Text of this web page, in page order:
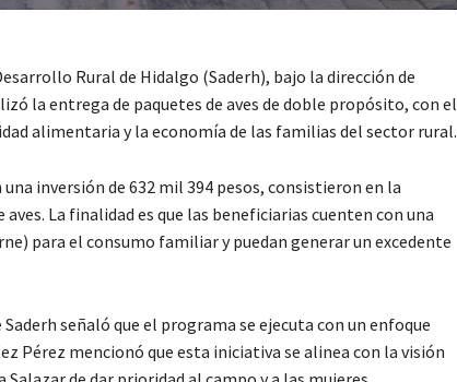
Rural de Hidalgo (Saderh), bajo la dirección de
la entrega de paquetes de aves de doble propósito, con el
alimentaria y la economía de las familias del sector rural.
inversión de 632 mil 394 pesos, consistieron en la
La finalidad es que las beneficiarias cuenten con una
para el consumo familiar y puedan generar un excedente
señaló que el programa se ejecuta con un enfoque
Pérez mencionó que esta iniciativa se alinea con la visión